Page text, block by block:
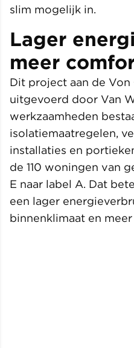
slim mogelijk in.
Lager
meer
Dit project aan de
uitgevoerd door Van
werkzaamheden
isolatiemaatregelen,
installaties en
de 110 woningen van
E naar label A. Dat
een lager
binnenklimaat en